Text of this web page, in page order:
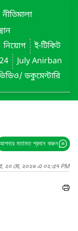
নিয়োগ
ই-টিকিট
July Anirban
ডকুমেন্টারি
মতামত প্রদান করুন
২০ মে, ২০২৬ এ ০২:৫৭ PM